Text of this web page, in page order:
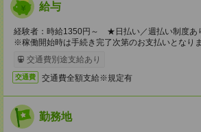
給与
経験者：時給1350円～ ★日払い／週払い制度あ
※稼働開始時は手続き完了次第のお支払いとなりま
交通費別途支給あり
交通費 交通費全額支給※規定有
勤務地